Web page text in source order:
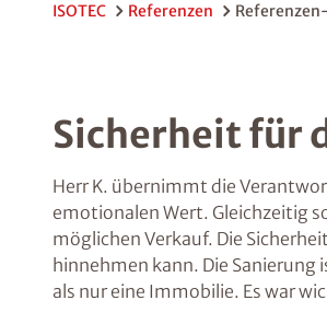
ISOTEC Referenzen
Sicherheit für
Herr K. übernimmt die
emotionalen Wert. Gleichzeitig
möglichen Verkauf. Die
hinnehmen kann. Die
als nur eine Immobilie. Es war